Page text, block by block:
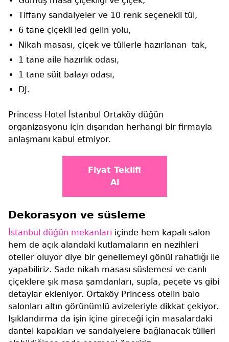
Tiffany sandalyeler ve 10 renk seçenekli tül,
6 tane çiçekli led gelin yolu,
Nikah masası, çiçek ve tüllerle hazırlanan tak,
1 tane aile hazırlık odası,
1 tane süit balayı odası,
DJ.
Princess Hotel İstanbul Ortaköy düğün
organizasyonu için dışarıdan herhangi bir firmayla
anlaşmanı kabul etmiyor.
Fiyat Teklifi
Al
Dekorasyon ve süsleme
İstanbul düğün mekanları içinde hem kapalı salon
hem de açık alandaki kutlamaların en nezihleri
oteller oluyor diye bir genellemeyi gönül rahatlığı ile
yapabiliriz. Sade nikah masası süslemesi ve canlı
çiçeklere şık masa şamdanları, supla, peçete vs gibi
detaylar ekleniyor. Ortaköy Princess otelin balo
salonları altın görünümlü avizeleriyle dikkat çekiyor.
Işıklandırma da işin içine gireceği için masalardaki
dantel kapakları ve sandalyelere bağlanacak tülleri